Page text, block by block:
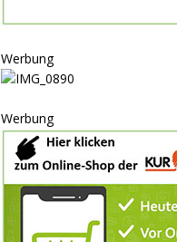
Werbung
Werbung